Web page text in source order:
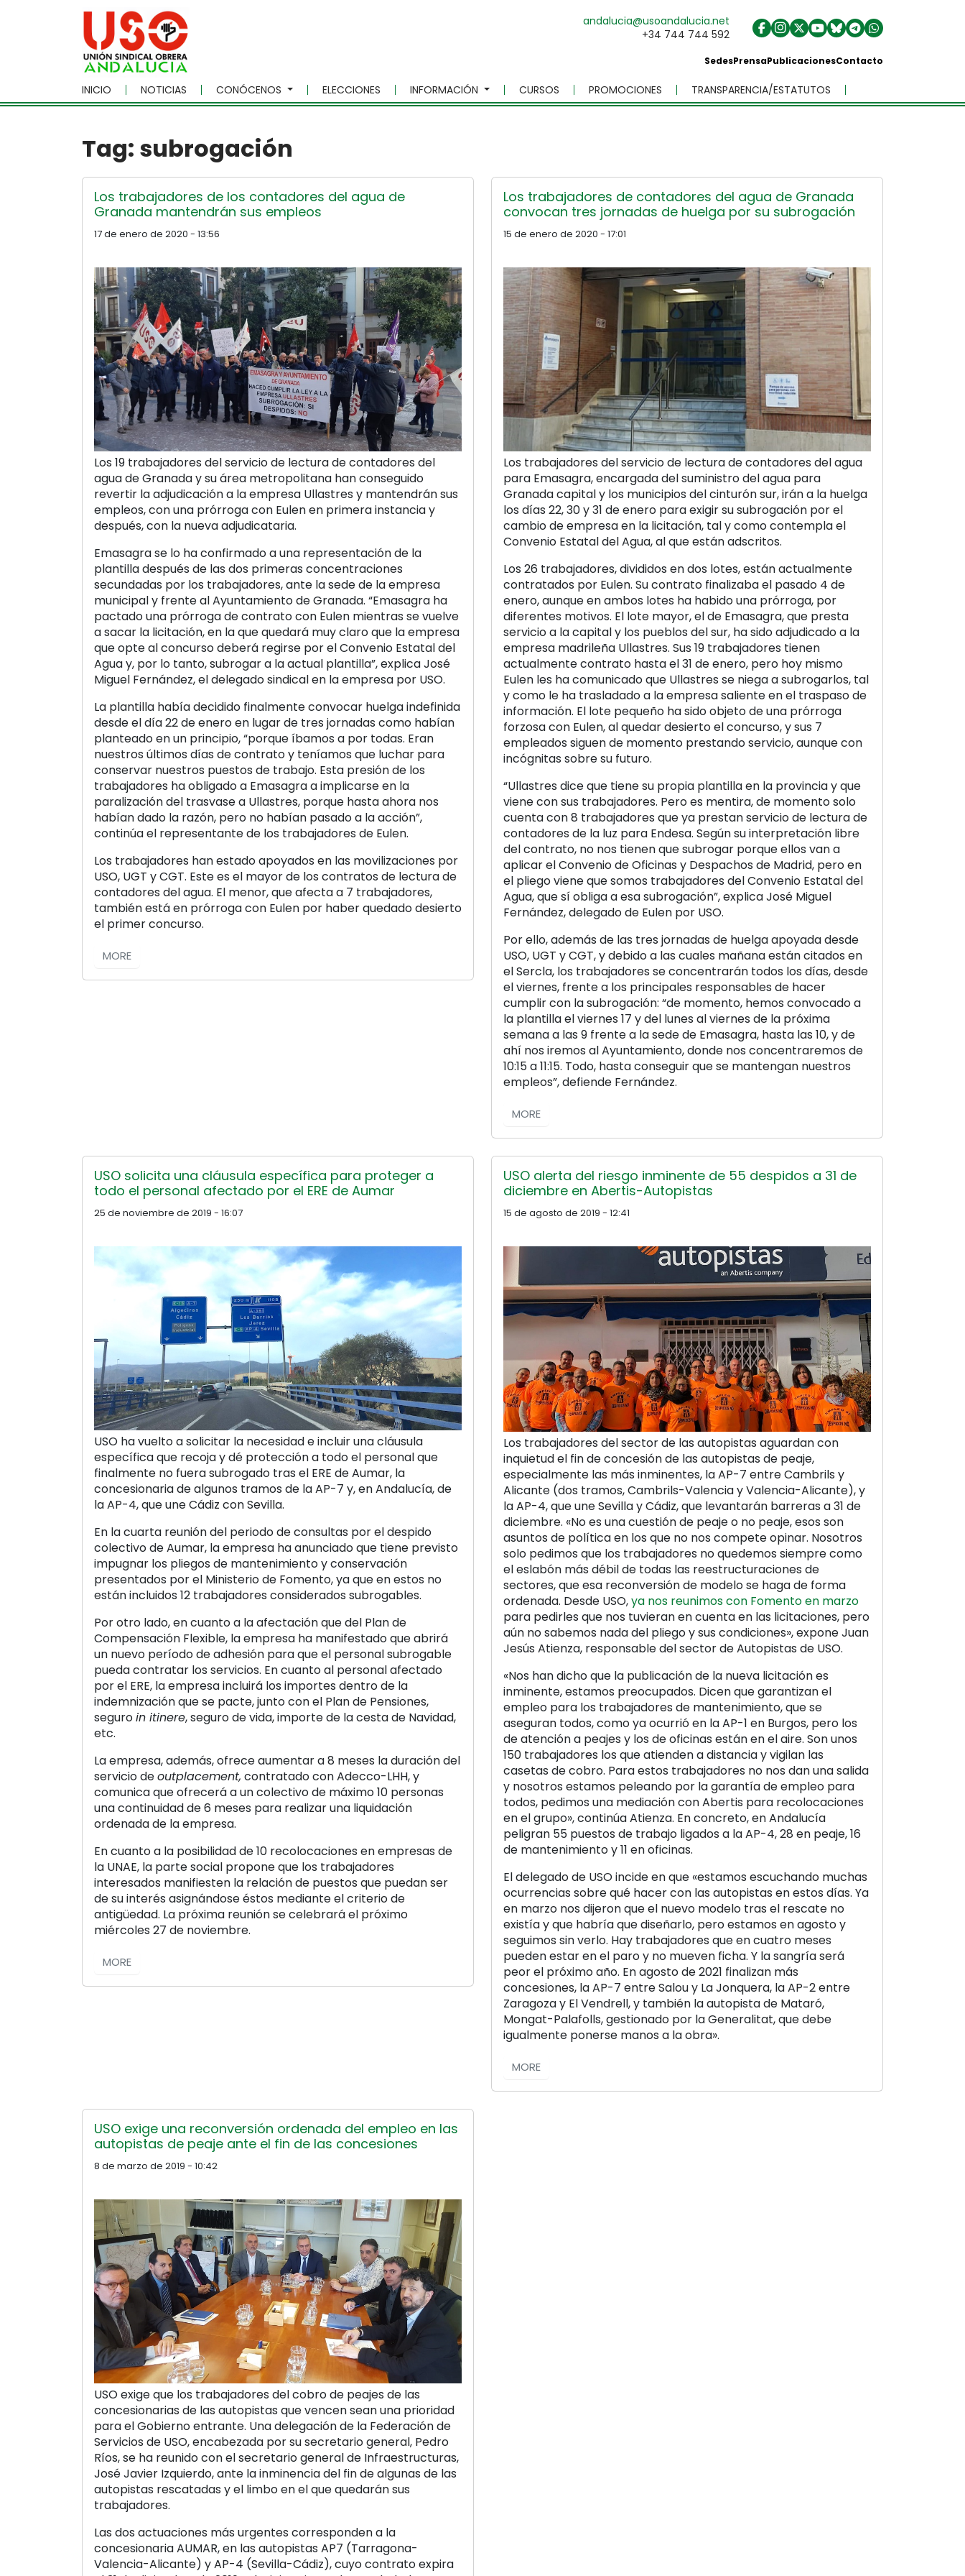
Skip to main content
andalucia@usoandalucia.net
+34 744 744 592
SedesPrensaPublicacionesContacto
INICIO NOTICIAS CONÓCENOS ELECCIONES INFORMACIÓN CURSOS PROMOCIONES TRANSPARENCIA/ESTATUTOS
Tag: subrogación
Los trabajadores de los contadores del agua de
Granada mantendrán sus empleos
17 de enero de 2020 - 13:56
Los 19 trabajadores del servicio de lectura de contadores del
agua de Granada y su área metropolitana han conseguido
revertir la adjudicación a la empresa Ullastres y mantendrán sus
empleos, con una prórroga con Eulen en primera instancia y
después, con la nueva adjudicataria.
Emasagra se lo ha confirmado a una representación de la
plantilla después de las dos primeras concentraciones
secundadas por los trabajadores, ante la sede de la empresa
municipal y frente al Ayuntamiento de Granada. “Emasagra ha
pactado una prórroga de contrato con Eulen mientras se vuelve
a sacar la licitación, en la que quedará muy claro que la empresa
que opte al concurso deberá regirse por el Convenio Estatal del
Agua y, por lo tanto, subrogar a la actual plantilla”, explica José
Miguel Fernández, el delegado sindical en la empresa por USO.
La plantilla había decidido finalmente convocar huelga indefinida
desde el día 22 de enero en lugar de tres jornadas como habían
planteado en un principio, “porque íbamos a por todas. Eran
nuestros últimos días de contrato y teníamos que luchar para
conservar nuestros puestos de trabajo. Esta presión de los
trabajadores ha obligado a Emasagra a implicarse en la
paralización del trasvase a Ullastres, porque hasta ahora nos
habían dado la razón, pero no habían pasado a la acción”,
continúa el representante de los trabajadores de Eulen.
Los trabajadores han estado apoyados en las movilizaciones por
USO, UGT y CGT. Este es el mayor de los contratos de lectura de
contadores del agua. El menor, que afecta a 7 trabajadores,
también está en prórroga con Eulen por haber quedado desierto
el primer concurso.
MORE
Los trabajadores de contadores del agua de Granada
convocan tres jornadas de huelga por su subrogación
15 de enero de 2020 - 17:01
Los trabajadores del servicio de lectura de contadores del agua
para Emasagra, encargada del suministro del agua para
Granada capital y los municipios del cinturón sur, irán a la huelga
los días 22, 30 y 31 de enero para exigir su subrogación por el
cambio de empresa en la licitación, tal y como contempla el
Convenio Estatal del Agua, al que están adscritos.
Los 26 trabajadores, divididos en dos lotes, están actualmente
contratados por Eulen. Su contrato finalizaba el pasado 4 de
enero, aunque en ambos lotes ha habido una prórroga, por
diferentes motivos. El lote mayor, el de Emasagra, que presta
servicio a la capital y los pueblos del sur, ha sido adjudicado a la
empresa madrileña Ullastres. Sus 19 trabajadores tienen
actualmente contrato hasta el 31 de enero, pero hoy mismo
Eulen les ha comunicado que Ullastres se niega a subrogarlos, tal
y como le ha trasladado a la empresa saliente en el traspaso de
información. El lote pequeño ha sido objeto de una prórroga
forzosa con Eulen, al quedar desierto el concurso, y sus 7
empleados siguen de momento prestando servicio, aunque con
incógnitas sobre su futuro.
“Ullastres dice que tiene su propia plantilla en la provincia y que
viene con sus trabajadores. Pero es mentira, de momento solo
cuenta con 8 trabajadores que ya prestan servicio de lectura de
contadores de la luz para Endesa. Según su interpretación libre
del contrato, no nos tienen que subrogar porque ellos van a
aplicar el Convenio de Oficinas y Despachos de Madrid, pero en
el pliego viene que somos trabajadores del Convenio Estatal del
Agua, que sí obliga a esa subrogación”, explica José Miguel
Fernández, delegado de Eulen por USO.
Por ello, además de las tres jornadas de huelga apoyada desde
USO, UGT y CGT, y debido a las cuales mañana están citados en
el Sercla, los trabajadores se concentrarán todos los días, desde
el viernes, frente a los principales responsables de hacer
cumplir con la subrogación: “de momento, hemos convocado a
la plantilla el viernes 17 y del lunes al viernes de la próxima
semana a las 9 frente a la sede de Emasagra, hasta las 10, y de
ahí nos iremos al Ayuntamiento, donde nos concentraremos de
10:15 a 11:15. Todo, hasta conseguir que se mantengan nuestros
empleos”, defiende Fernández.
MORE
USO solicita una cláusula específica para proteger a
todo el personal afectado por el ERE de Aumar
25 de noviembre de 2019 - 16:07
USO ha vuelto a solicitar la necesidad e incluir una cláusula
específica que recoja y dé protección a todo el personal que
finalmente no fuera subrogado tras el ERE de Aumar, la
concesionaria de algunos tramos de la AP-7 y, en Andalucía, de
la AP-4, que une Cádiz con Sevilla.
En la cuarta reunión del periodo de consultas por el despido
colectivo de Aumar, la empresa ha anunciado que tiene previsto
impugnar los pliegos de mantenimiento y conservación
presentados por el Ministerio de Fomento, ya que en estos no
están incluidos 12 trabajadores considerados subrogables.
Por otro lado, en cuanto a la afectación que del Plan de
Compensación Flexible, la empresa ha manifestado que abrirá
un nuevo período de adhesión para que el personal subrogable
pueda contratar los servicios. En cuanto al personal afectado
por el ERE, la empresa incluirá los importes dentro de la
indemnización que se pacte, junto con el Plan de Pensiones,
seguroin itinere, seguro de vida, importe de la cesta de Navidad,
etc.
La empresa, además, ofrece aumentar a 8 meses la duración del
servicio deoutplacement, contratado con Adecco-LHH, y
comunica que ofrecerá a un colectivo de máximo 10 personas
una continuidad de 6 meses para realizar una liquidación
ordenada de la empresa.
En cuanto a la posibilidad de 10 recolocaciones en empresas de
la UNAE, la parte social propone que los trabajadores
interesados manifiesten la relación de puestos que puedan ser
de su interés asignándose éstos mediante el criterio de
antigüedad. La próxima reunión se celebrará el próximo
miércoles 27 de noviembre.
MORE
USO alerta del riesgo inminente de 55 despidos a 31 de
diciembre en Abertis-Autopistas
15 de agosto de 2019 - 12:41
Los trabajadores del sector de las autopistas aguardan con
inquietud el fin de concesión de las autopistas de peaje,
especialmente las más inminentes, la AP-7 entre Cambrils y
Alicante (dos tramos, Cambrils-Valencia y Valencia-Alicante), y
la AP-4, que une Sevilla y Cádiz, que levantarán barreras a 31 de
diciembre. «No es una cuestión de peaje o no peaje, esos son
asuntos de política en los que no nos compete opinar. Nosotros
solo pedimos que los trabajadores no quedemos siempre como
el eslabón más débil de todas las reestructuraciones de
sectores, que esa reconversión de modelo se haga de forma
ordenada. Desde USO,ya nos reunimos con Fomento en marzo
para pedirles que nos tuvieran en cuenta en las licitaciones, pero
aún no sabemos nada del pliego y sus condiciones», expone Juan
Jesús Atienza, responsable del sector de Autopistas de USO.
«Nos han dicho que la publicación de la nueva licitación es
inminente, estamos preocupados. Dicen que garantizan el
empleo para los trabajadores de mantenimiento, que se
aseguran todos, como ya ocurrió en la AP-1 en Burgos, pero los
de atención a peajes y los de oficinas están en el aire. Son unos
150 trabajadores los que atienden a distancia y vigilan las
casetas de cobro. Para estos trabajadores no nos dan una salida
y nosotros estamos peleando por la garantía de empleo para
todos, pedimos una mediación con Abertis para recolocaciones
en el grupo», continúa Atienza. En concreto, en Andalucía
peligran 55 puestos de trabajo ligados a la AP-4, 28 en peaje, 16
de mantenimiento y 11 en oficinas.
El delegado de USO incide en que «estamos escuchando muchas
ocurrencias sobre qué hacer con las autopistas en estos días. Ya
en marzo nos dijeron que el nuevo modelo tras el rescate no
existía y que habría que diseñarlo, pero estamos en agosto y
seguimos sin verlo. Hay trabajadores que en cuatro meses
pueden estar en el paro y no mueven ficha. Y la sangría será
peor el próximo año. En agosto de 2021 finalizan más
concesiones, la AP-7 entre Salou y La Jonquera, la AP-2 entre
Zaragoza y El Vendrell, y también la autopista de Mataró,
Mongat-Palafolls, gestionado por la Generalitat, que debe
igualmente ponerse manos a la obra».
MORE
USO exige una reconversión ordenada del empleo en las
autopistas de peaje ante el fin de las concesiones
8 de marzo de 2019 - 10:42
USO exige que los trabajadores del cobro de peajes de las
concesionarias de las autopistas que vencen sean una prioridad
para el Gobierno entrante. Una delegación de la Federación de
Servicios de USO, encabezada por su secretario general, Pedro
Ríos, se ha reunido con el secretario general de Infraestructuras,
José Javier Izquierdo, ante la inminencia del fin de algunas de las
autopistas rescatadas y el limbo en el que quedarán sus
trabajadores.
Las dos actuaciones más urgentes corresponden a la
concesionaria AUMAR, en las autopistas AP7 (Tarragona-
Valencia-Alicante) y AP-4 (Sevilla-Cádiz), cuyo contrato expira